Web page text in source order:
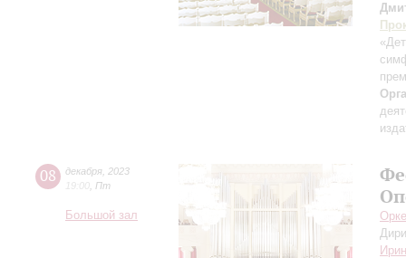
08 декабря 2023
19:00 Пт
Большой зал